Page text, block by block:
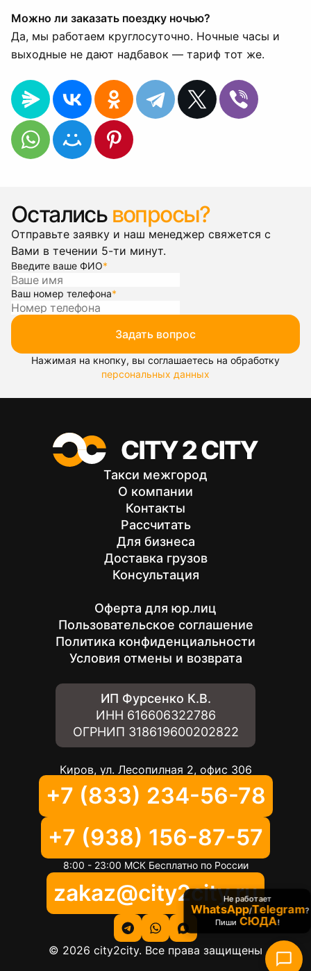
Можно ли заказать поездку ночью?
Да, мы работаем круглосуточно. Ночные часы и
выходные не дают надбавок — тариф тот же.
Остались вопросы?
Отправьте заявку и наш менеджер свяжется с
Вами в течении 5-ти минут.
Введите ваше ФИО*
Ваш номер телефона*
Задать вопрос
Нажимая на кнопку, вы соглашаетесь на обработку
персональных данных
Такси межгород
О компании
Контакты
Рассчитать
Для бизнеса
Доставка грузов
Консультация
Оферта для юр.лиц
Пользовательское соглашение
Политика конфиденциальности
Условия отмены и возврата
ИП Фурсенко К.В.
ИНН 616606322786
ОГРНИП 318619600202822
Киров, ул. Лесопилная 2, офис 306
+7 (833) 234-56-78
+7 (938) 156-87-57
8:00 - 23:00 МСК Бесплатно по России
zakaz@city2city.ru
© 2026 city2city. Все права защищены
Не работает
WhatsApp/Telegram?
Пиши СЮДА!